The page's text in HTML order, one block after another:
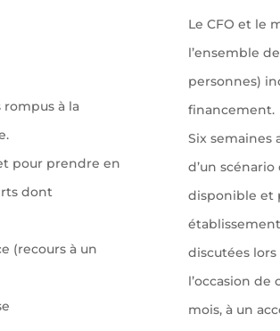
à la
pour prendre en
dont
(recours à un
Le CFO et le
l’ensemble
personnes)
financement.
Six semaines
d’un
disponible et
discutées
l’occasion
mois, à un